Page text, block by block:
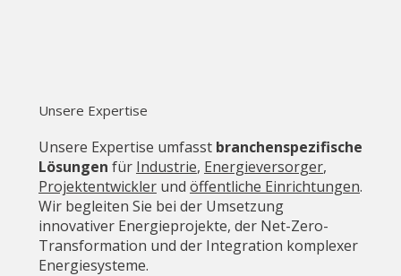
Unsere Expertise
Unsere Expertise umfasst branchenspezifische
Lösungen für Industrie, Energieversorger,
Projektentwicklerund öffentliche Einrichtungen.
Wir begleiten Sie bei der Umsetzung
innovativer Energieprojekte, der Net-Zero-
Transformation und der Integration komplexer
Energiesysteme.